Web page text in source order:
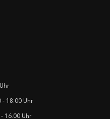
- 18.00 Uhr
16.00 Uhr